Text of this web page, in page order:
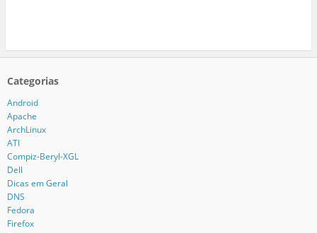
Categorias
Android
Apache
ArchLinux
ATI
Compiz-Beryl-XGL
Dell
Dicas em Geral
DNS
Fedora
Firefox